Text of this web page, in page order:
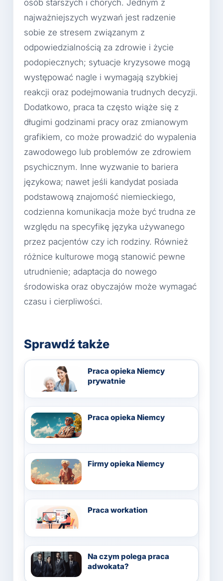
osób starszych i chorych. Jednym z
najważniejszych wyzwań jest radzenie
sobie ze stresem związanym z
odpowiedzialnością za zdrowie i życie
podopiecznych; sytuacje kryzysowe mogą
występować nagle i wymagają szybkiej
reakcji oraz podejmowania trudnych decyzji.
Dodatkowo, praca ta często wiąże się z
długimi godzinami pracy oraz zmianowym
grafikiem, co może prowadzić do wypalenia
zawodowego lub problemów ze zdrowiem
psychicznym. Inne wyzwanie to bariera
językowa; nawet jeśli kandydat posiada
podstawową znajomość niemieckiego,
codzienna komunikacja może być trudna ze
względu na specyfikę języka używanego
przez pacjentów czy ich rodziny. Również
różnice kulturowe mogą stanowić pewne
utrudnienie; adaptacja do nowego
środowiska oraz obyczajów może wymagać
czasu i cierpliwości.
Sprawdź także
Praca opieka Niemcy
prywatnie
Praca opieka Niemcy
Firmy opieka Niemcy
Praca workation
Na czym polega praca
adwokata?